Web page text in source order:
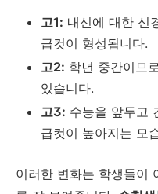
고1: 내신에 대한 신
급컷이 형성됩니다.
고2: 학년 중간이므
있습니다.
고3: 수능을 앞두고
급컷이 높아지는 모
이러한 변화는 학생들이